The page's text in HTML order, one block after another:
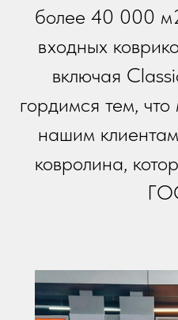
более 40 000
входных
включая
гордимся тем,
нашим
ковролина,